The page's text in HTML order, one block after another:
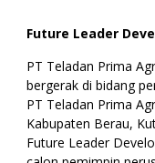
Future Leader
PT Teladan Prima
bergerak di bidang
PT Teladan Prima
Kabupaten Berau,
Future Leader